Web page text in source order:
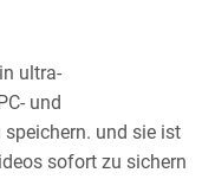
ultra-
und
und sie ist
sofort zu sichern